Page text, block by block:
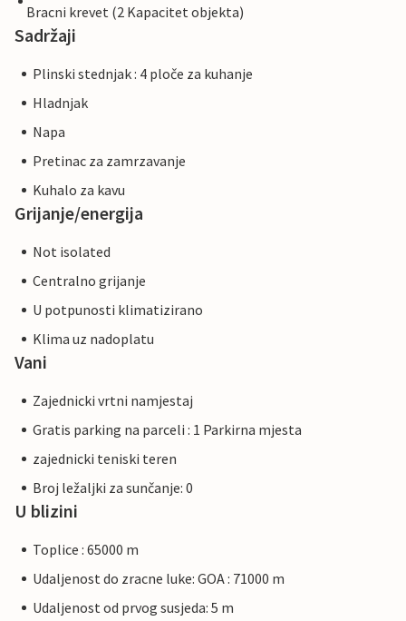
Bracni krevet (2 Kapacitet objekta)
Sadržaji
Plinski stednjak : 4 ploče za kuhanje
Hladnjak
Napa
Pretinac za zamrzavanje
Kuhalo za kavu
Grijanje/energija
Not isolated
Centralno grijanje
U potpunosti klimatizirano
Klima uz nadoplatu
Vani
Zajednicki vrtni namjestaj
Gratis parking na parceli : 1 Parkirna mjesta
zajednicki teniski teren
Broj ležaljki za sunčanje: 0
U blizini
Toplice : 65000 m
Udaljenost do zracne luke: GOA : 71000 m
Udaljenost od prvog susjeda: 5 m